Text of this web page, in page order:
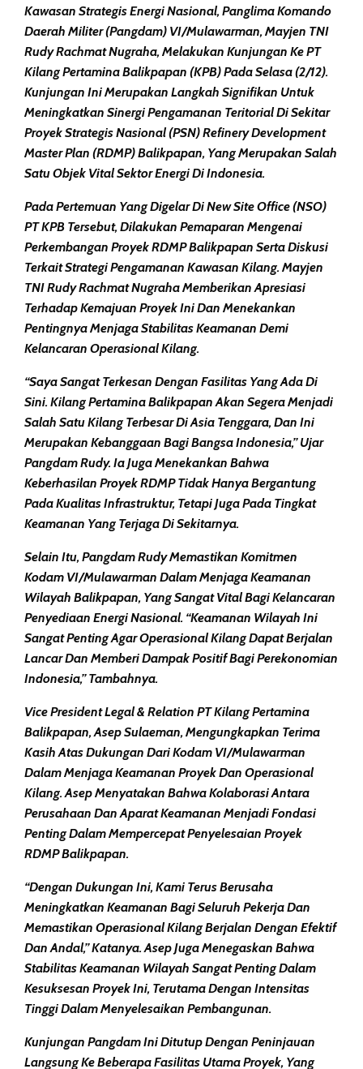
Kawasan Strategis Energi Nasional, Panglima Komando
Daerah Militer (Pangdam) VI/Mulawarman, Mayjen TNI
Rudy Rachmat Nugraha, Melakukan Kunjungan Ke PT
Kilang Pertamina Balikpapan (KPB) Pada Selasa (2/12).
Kunjungan Ini Merupakan Langkah Signifikan Untuk
Meningkatkan Sinergi Pengamanan Teritorial Di Sekitar
Proyek Strategis Nasional (PSN) Refinery Development
Master Plan (RDMP) Balikpapan, Yang Merupakan Salah
Satu Objek Vital Sektor Energi Di Indonesia.
Pada Pertemuan Yang Digelar Di New Site Office (NSO)
PT KPB Tersebut, Dilakukan Pemaparan Mengenai
Perkembangan Proyek RDMP Balikpapan Serta Diskusi
Terkait Strategi Pengamanan Kawasan Kilang. Mayjen
TNI Rudy Rachmat Nugraha Memberikan Apresiasi
Terhadap Kemajuan Proyek Ini Dan Menekankan
Pentingnya Menjaga Stabilitas Keamanan Demi
Kelancaran Operasional Kilang.
“Saya Sangat Terkesan Dengan Fasilitas Yang Ada Di
Sini. Kilang Pertamina Balikpapan Akan Segera Menjadi
Salah Satu Kilang Terbesar Di Asia Tenggara, Dan Ini
Merupakan Kebanggaan Bagi Bangsa Indonesia,” Ujar
Pangdam Rudy. Ia Juga Menekankan Bahwa
Keberhasilan Proyek RDMP Tidak Hanya Bergantung
Pada Kualitas Infrastruktur, Tetapi Juga Pada Tingkat
Keamanan Yang Terjaga Di Sekitarnya.
Selain Itu, Pangdam Rudy Memastikan Komitmen
Kodam VI/Mulawarman Dalam Menjaga Keamanan
Wilayah Balikpapan, Yang Sangat Vital Bagi Kelancaran
Penyediaan Energi Nasional. “Keamanan Wilayah Ini
Sangat Penting Agar Operasional Kilang Dapat Berjalan
Lancar Dan Memberi Dampak Positif Bagi Perekonomian
Indonesia,” Tambahnya.
Vice President Legal & Relation PT Kilang Pertamina
Balikpapan, Asep Sulaeman, Mengungkapkan Terima
Kasih Atas Dukungan Dari Kodam VI/Mulawarman
Dalam Menjaga Keamanan Proyek Dan Operasional
Kilang. Asep Menyatakan Bahwa Kolaborasi Antara
Perusahaan Dan Aparat Keamanan Menjadi Fondasi
Penting Dalam Mempercepat Penyelesaian Proyek
RDMP Balikpapan.
“Dengan Dukungan Ini, Kami Terus Berusaha
Meningkatkan Keamanan Bagi Seluruh Pekerja Dan
Memastikan Operasional Kilang Berjalan Dengan Efektif
Dan Andal,” Katanya. Asep Juga Menegaskan Bahwa
Stabilitas Keamanan Wilayah Sangat Penting Dalam
Kesuksesan Proyek Ini, Terutama Dengan Intensitas
Tinggi Dalam Menyelesaikan Pembangunan.
Kunjungan Pangdam Ini Ditutup Dengan Peninjauan
Langsung Ke Beberapa Fasilitas Utama Proyek, Yang